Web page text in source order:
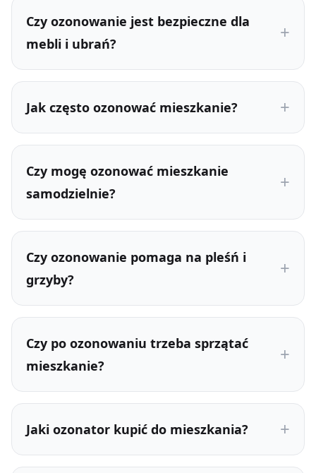
Czy ozonowanie jest bezpieczne dla
mebli i ubrań?
Jak często ozonować mieszkanie?
Czy mogę ozonować mieszkanie
samodzielnie?
Czy ozonowanie pomaga na pleśń i
grzyby?
Czy po ozonowaniu trzeba sprzątać
mieszkanie?
Jaki ozonator kupić do mieszkania?